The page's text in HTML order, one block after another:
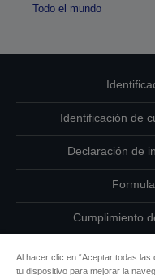
Todo el mundo
Identificación de
Declaración de
Cumplimiento
Al hacer clic en “Aceptar todas
tu dispositivo para mejorar la